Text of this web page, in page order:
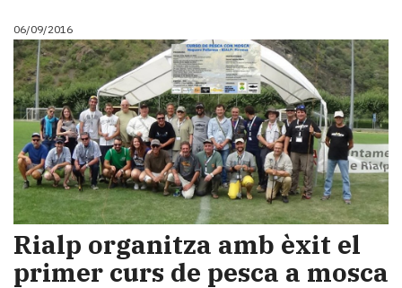
06/09/2016
Rialp organitza amb èxit el
primer curs de pesca a mosca